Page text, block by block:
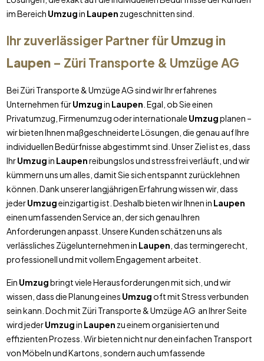
im Bereich Umzugin Laupen zugeschnitten sind.
Ihr zuverlässiger Partner fürUmzug in
Laupen– Züri Transporte & Umzüge AG
Bei Züri Transporte & Umzüge AG sind wir Ihr erfahrenes
Unternehmen fürUmzugin Laupen . Egal, ob Sie einen
Privatumzug, Firmenumzug oder internationale Umzugplanen –
wir bieten Ihnen maßgeschneiderte Lösungen, die genau auf Ihre
individuellen Bedürfnisse abgestimmt sind. Unser Ziel ist es, dass
IhrUmzugin Laupenreibungslos und stressfrei verläuft, und wir
kümmern uns um alles, damit Sie sich entspannt zurücklehnen
können. Dank unserer langjährigen Erfahrung wissen wir, dass
jederUmzugeinzigartig ist. Deshalb bieten wir Ihnen in Laupen
einen umfassenden Service an, der sich genau Ihren
Anforderungen anpasst. Unsere Kunden schätzen uns als
verlässliches Zügelunternehmen in Laupen , das termingerecht,
professionell und mit vollem Engagement arbeitet.
Ein Umzugbringt viele Herausforderungen mit sich, und wir
wissen, dass die Planung eines Umzugoft mit Stress verbunden
sein kann. Doch mit Züri Transporte & Umzüge AG an Ihrer Seite
wird jederUmzugin Laupen zu einem organisierten und
effizienten Prozess. Wir bieten nicht nur den einfachen Transport
von Möbeln und Kartons, sondern auch umfassende